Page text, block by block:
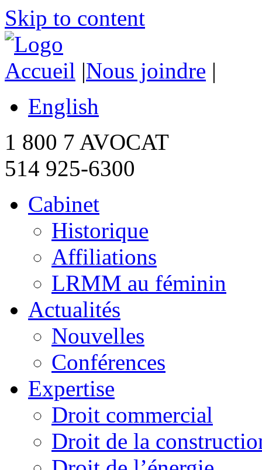
Skip to content
Accueil |Nous joindre |
English
1 800 7 AVOCAT
514 925-6300
Cabinet
Historique
Affiliations
LRMM au féminin
Actualités
Nouvelles
Conférences
Expertise
Droit commercial
Droit de la